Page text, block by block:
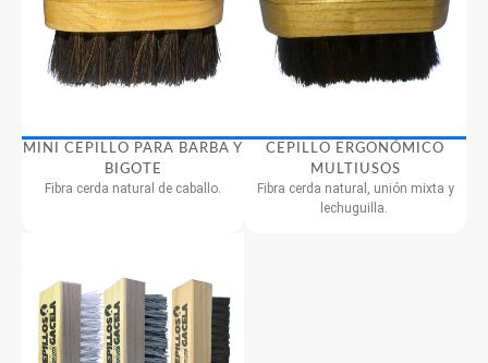
MINI CEPILLO PARA BARBA Y
BIGOTE
Fibra cerda natural de caballo.
CEPILLO ERGONÓMICO
MULTIUSOS
Fibra cerda natural, unión mixta y
lechuguilla.